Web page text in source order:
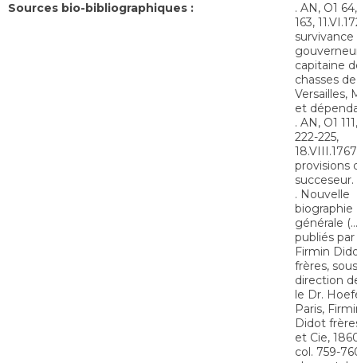
Sources bio-bibliographiques :
. AN, O1
163,
survivance
capitaine
chasses de
Versailles,
et
. AN, O1
222-225,
provisions
succeseur.
. Nouvelle
biographie
générale
publiés
Firmin
frères,
direction
le Dr.
Paris,
Didot
et Cie,
col. 759-